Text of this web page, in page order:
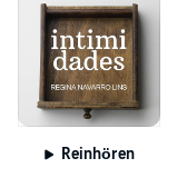
Reinhören